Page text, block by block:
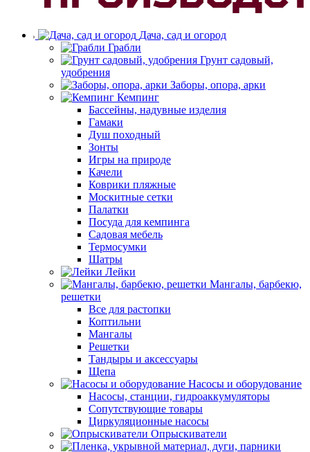
Дача, сад и огород
Грабли
Грунт садовый,
удобрения
Заборы, опора, арки
Кемпинг
Бассейны, надувные изделия
Гамаки
Душ походный
Зонты
Игры на природе
Качели
Коврики пляжные
Москитные сетки
Палатки
Посуда для кемпинга
Садовая мебель
Термосумки
Шатры
Лейки
Мангалы, барбекю,
решетки
Все для растопки
Коптильни
Мангалы
Решетки
Тандыры и аксессуары
Щепа
Насосы и оборудование
Насосы, станции, гидроаккумуляторы
Сопутствующие товары
Циркуляционные насосы
Опрыскиватели